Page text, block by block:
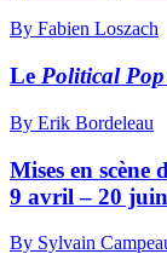
By Fabien Loszach
Le Political Pop
By Erik Bordeleau
Mises en scène
9 avril – 20
By Sylvain